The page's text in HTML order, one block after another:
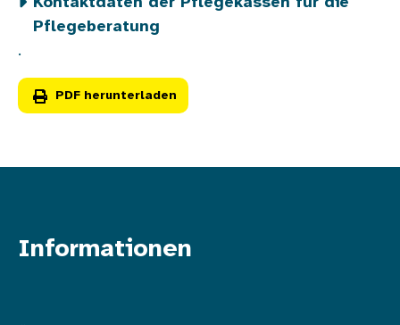
Pflegeberatung
.
PDF herunterladen
Informationen